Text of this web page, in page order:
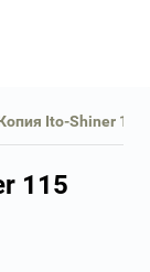
Ito-Shiner 115
115